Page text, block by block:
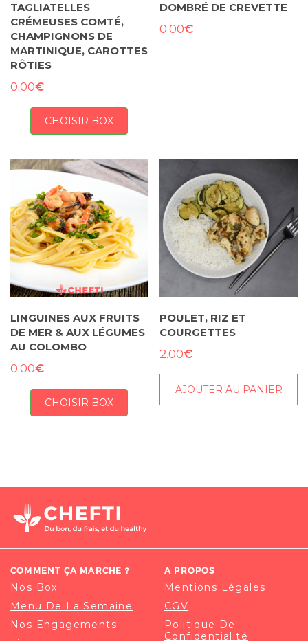
TAGLIATELLES
CRÉMEUSES COMTÉ,
CHAMPIGNONS DE
MARTINIQUE, CAROTTES
RÔTIES
0.00€
CHOISIR BOX
DOMBRÉ DE CREVETTE
0.00€
LINGUINES AUX FRUITS
DE MER & AUX LÉGUMES
AU COLOMBO
0.00€
CHOISIR BOX
POULET, RIZ ET
COURGETTES
2.00€
AJOUTER AU PANIER
COMMENT ÇA MARCHE ?
Nos Box
Menu De La Semaine
Nos Engagements
A PROPOS
Mentions Légales
CGV
Politique De
Confidentialité